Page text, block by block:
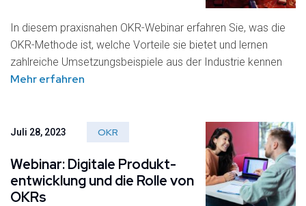
In diesem praxisnahen OKR-Webinar erfahren Sie, was die
OKR-Methode ist, welche Vorteile sie bietet und lernen
zahlreiche Umsetzungsbeispiele aus der Industrie kennen
Mehr erfahren
Juli 28, 2023 OKR
Webinar: Digitale Produkt­
entwicklung und die Rolle von
OKRs